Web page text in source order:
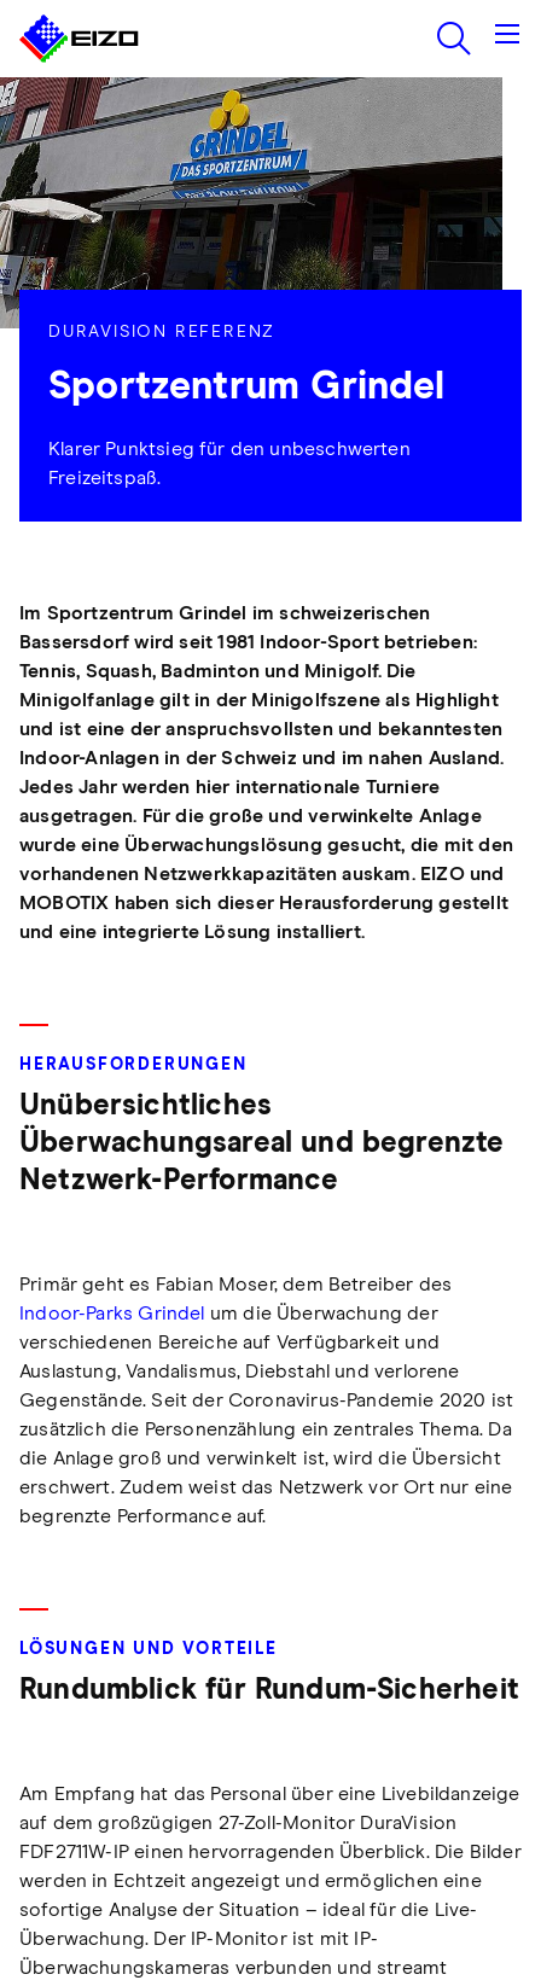
DURAVISION REFERENZ
Sportzentrum Grindel
Klarer Punktsieg für den unbeschwerten
Freizeitspaß.
Im Sportzentrum Grindel im schweizerischen
Bassersdorf wird seit 1981 Indoor-Sport betrieben:
Tennis, Squash, Badminton und Minigolf. Die
Minigolfanlage gilt in der Minigolfszene als Highlight
und ist eine der anspruchsvollsten und bekanntesten
Indoor-Anlagen in der Schweiz und im nahen Ausland.
Jedes Jahr werden hier internationale Turniere
ausgetragen. Für die große und verwinkelte Anlage
wurde eine Überwachungslösung gesucht, die mit den
vorhandenen Netzwerkkapazitäten auskam. EIZO und
MOBOTIX haben sich dieser Herausforderung gestellt
und eine integrierte Lösung installiert.
HERAUSFORDERUNGEN
Unübersichtliches
Überwachungsareal und begrenzte
Netzwerk-Performance
Primär geht es Fabian Moser, dem Betreiber des
Indoor-Parks Grindel um die Überwachung der
verschiedenen Bereiche auf Verfügbarkeit und
Auslastung, Vandalismus, Diebstahl und verlorene
Gegenstände. Seit der Coronavirus-Pandemie 2020 ist
zusätzlich die Personenzählung ein zentrales Thema. Da
die Anlage groß und verwinkelt ist, wird die Übersicht
erschwert. Zudem weist das Netzwerk vor Ort nur eine
begrenzte Performance auf.
LÖSUNGEN UND VORTEILE
Rundumblick für Rundum-Sicherheit
Am Empfang hat das Personal über eine Livebildanzeige
auf dem großzügigen 27-Zoll-Monitor DuraVision
FDF2711W-IP einen hervorragenden Überblick. Die Bilder
werden in Echtzeit angezeigt und ermöglichen eine
sofortige Analyse der Situation – ideal für die Live-
Überwachung. Der IP-Monitor ist mit IP-
Überwachungskameras verbunden und streamt